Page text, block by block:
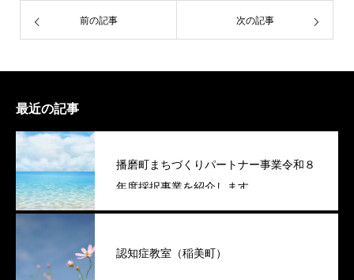
前の記事 次の記事
最近の記事
播磨町まちづくりパートナー事業令和８
年度採択事業を紹介します
認知症教室（稲美町）